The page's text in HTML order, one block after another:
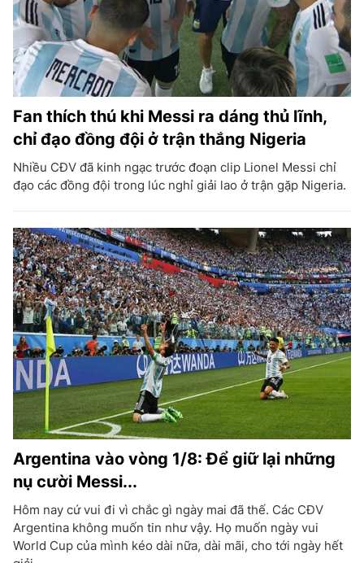
Fan thích thú khi Messi ra dáng thủ lĩnh,
chỉ đạo đồng đội ở trận thắng Nigeria
Nhiều CĐV đã kinh ngạc trước đoạn clip Lionel Messi chỉ
đạo các đồng đội trong lúc nghỉ giải lao ở trận gặp Nigeria.
Argentina vào vòng 1/8: Để giữ lại những
nụ cười Messi...
Hôm nay cứ vui đi vì chắc gì ngày mai đã thế. Các CĐV
Argentina không muốn tin như vậy. Họ muốn ngày vui
World Cup của mình kéo dài nữa, dài mãi, cho tới ngày hết